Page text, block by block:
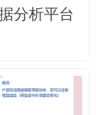
分析平台